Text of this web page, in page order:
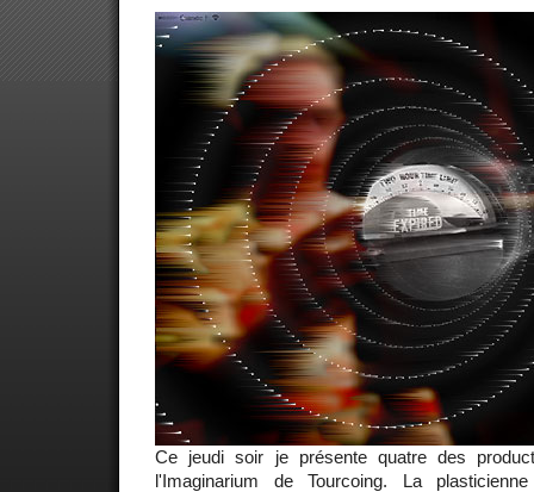
Ce jeudi soir je présente quatre des
l'Imaginarium de Tourcoing. La